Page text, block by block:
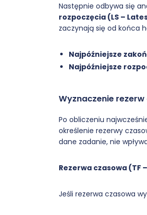
Następnie odbywa się
rozpoczęcia (LS –
zaczynają się od końca
Najpóźniejsze
Najpóźniejsze
Wyznaczenie
Po obliczeniu
określenie rezerwy
dane zadanie, nie
Rezerwa czasowa (TF –
Jeśli rezerwa czasowa